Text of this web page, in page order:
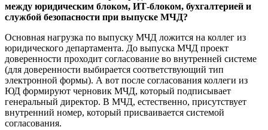
между юридическим блоком, ИТ-блоком, бухгалтерией и
службой безопасности при выпуске МЧД?
Основная нагрузка по выпуску МЧД ложится на коллег из
юридического департамента. До выпуска МЧД проект
доверенности проходит согласование во внутренней системе
(для доверенности выбирается соответствующий тип
электронной формы). А вот после согласования коллеги из
ЮД формируют черновик МЧД, который подписывает
генеральный директор. В МЧД, естественно, присутствует
внутренний номер, который присваивается системой
согласования.